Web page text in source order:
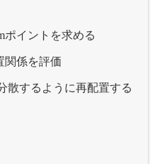
ポイントを求める
関係を評価
散するように再配置する